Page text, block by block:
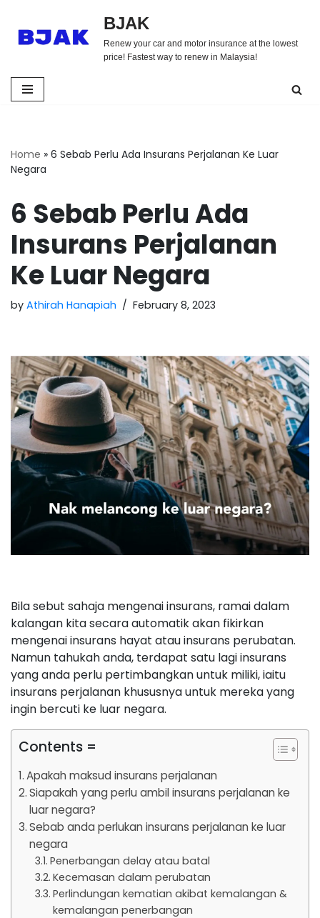
Skip
BJAK
Renew your car and motor insurance at the lowest
price! Fastest way to renew in Malaysia!
Home » 6 Sebab Perlu Ada Insurans Perjalanan Ke Luar
Negara
6 Sebab Perlu Ada
Insurans Perjalanan
Ke Luar Negara
by Athirah Hanapiah February 8, 2023
Bila sebut sahaja mengenai insurans, ramai dalam
kalangan kita secara automatik akan fikirkan
mengenai insurans hayat atau insurans perubatan.
Namun tahukah anda, terdapat satu lagi insurans
yang anda perlu pertimbangkan untuk miliki, iaitu
insurans perjalanan khususnya untuk mereka yang
ingin bercuti ke luar negara.
Contents =
Apakah maksud insurans perjalanan
Siapakah yang perlu ambil insurans perjalanan ke
luar negara?
Sebab anda perlukan insurans perjalanan ke luar
negara
Penerbangan delay atau batal
Kecemasan dalam perubatan
Perlindungan kematian akibat kemalangan &
kemalangan penerbangan